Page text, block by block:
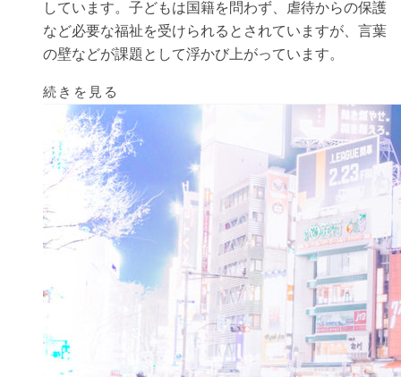
しています。子どもは国籍を問わず、虐待からの保護
など必要な福祉を受けられるとされていますが、言葉
の壁などが課題として浮かび上がっています。
続きを見る